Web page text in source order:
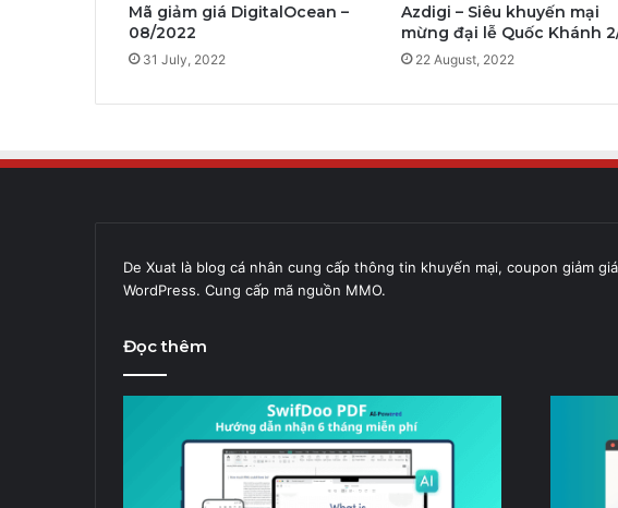
Mã giảm giá DigitalOcean –
08/2022
31 July, 2022
Azdigi – Siêu khuyến mại
mừng đại lễ Quốc Khánh
22 August, 2022
De Xuat là blog cá nhân cung cấp thông tin khuyến mại, coupon giảm
WordPress. Cung cấp mã nguồn MMO.
Đọc thêm